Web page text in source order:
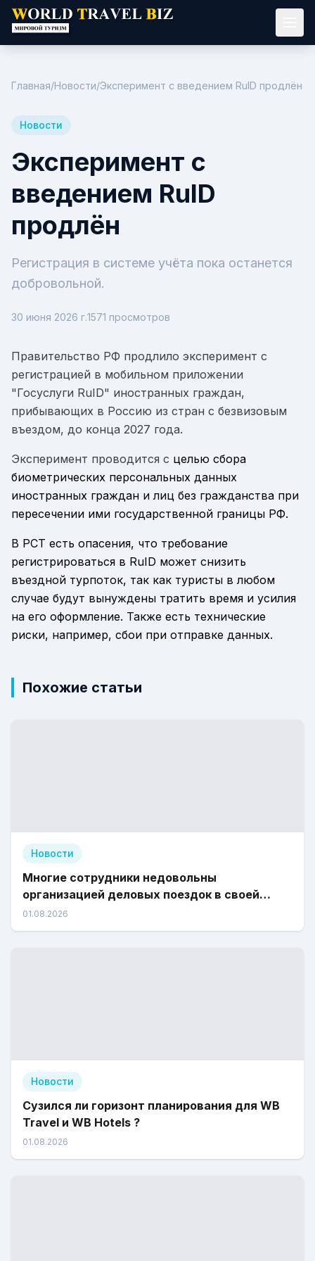
Главная/Новости/Эксперимент с введением RuID продлён
Новости
Эксперимент с
введением RuID
продлён
Регистрация в системе учёта пока останется
добровольной.
30 июня 2026 г.1571 просмотров
Правительство РФ продлило эксперимент с
регистрацией в мобильном приложении
"Госуслуги RuID" иностранных граждан,
прибывающих в Россию из стран с безвизовым
въездом, до конца 2027 года.
Эксперимент проводится с целью сбора
биометрических персональных данных
иностранных граждан и лиц без гражданства при
пересечении ими государственной границы РФ.
В РСТ есть опасения, что требование
регистрироваться в RuID может снизить
въездной турпоток, так как туристы в любом
случае будут вынуждены тратить время и усилия
на его оформление. Также есть технические
риски, например, сбои при отправке данных.
Похожие статьи
Новости
Многие сотрудники недовольны
организацией деловых поездок в своей
компании
01.08.2026
Новости
Сузился ли горизонт планирования для WB
Travel и WB Hotels ?
01.08.2026